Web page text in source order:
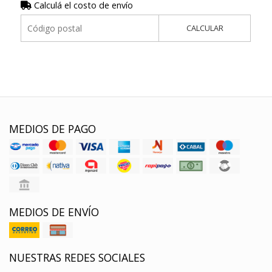
Calculá el costo de envío
CALCULAR
MEDIOS DE PAGO
MEDIOS DE ENVÍO
NUESTRAS REDES SOCIALES